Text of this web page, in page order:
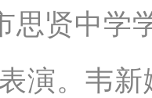
思贤中学
表演。韦新